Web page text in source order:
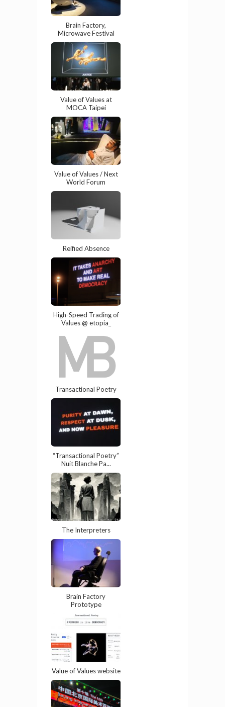
Brain Factory,
Microwave Festival
Value of Values at
MOCA Taipei
Value of Values / Next
World Forum
Reified Absence
High-Speed Trading of
Values @ etopia_
Transactional Poetry
“Transactional Poetry”
Nuit Blanche Pa...
The Interpreters
Brain Factory
Prototype
Value of Values website